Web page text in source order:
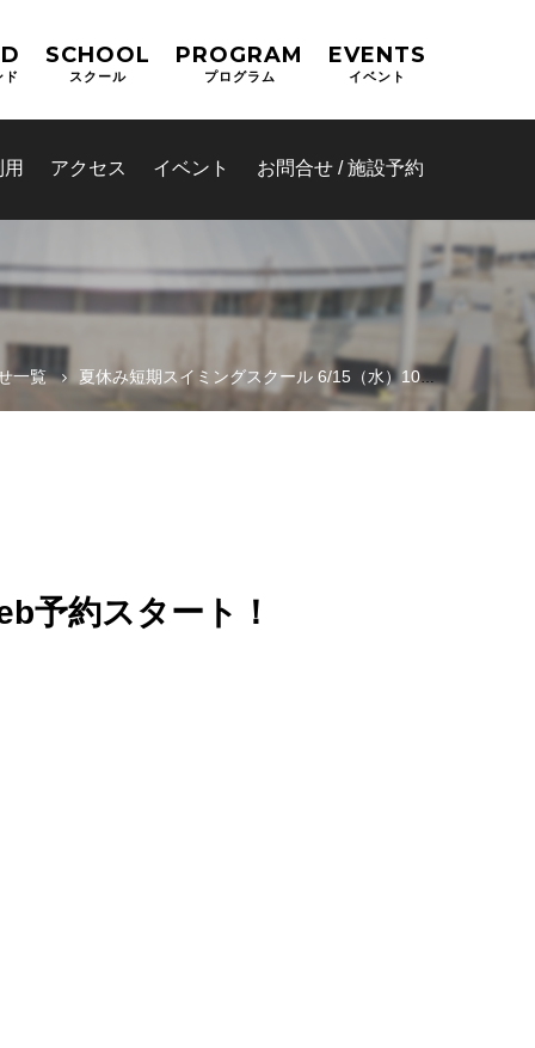
ド
SCHOOL
スクール
PROGRAM
プログラム
EVENTS
イベント
アクセス イベント お問合せ / 施設予約
一覧 夏休み短期スイミングスクール 6/15（水）10:00～web予約スタート！
予約スタート！